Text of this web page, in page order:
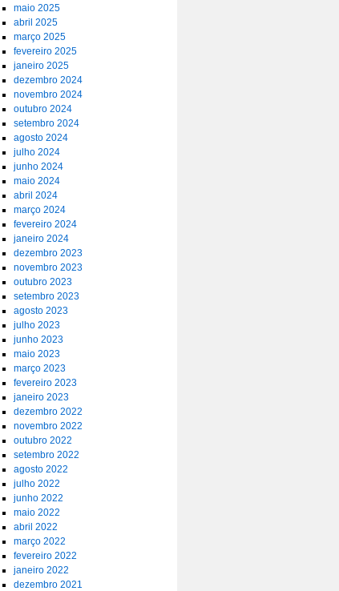
maio 2025
abril 2025
março 2025
fevereiro 2025
janeiro 2025
dezembro 2024
novembro 2024
outubro 2024
setembro 2024
agosto 2024
julho 2024
junho 2024
maio 2024
abril 2024
março 2024
fevereiro 2024
janeiro 2024
dezembro 2023
novembro 2023
outubro 2023
setembro 2023
agosto 2023
julho 2023
junho 2023
maio 2023
março 2023
fevereiro 2023
janeiro 2023
dezembro 2022
novembro 2022
outubro 2022
setembro 2022
agosto 2022
julho 2022
junho 2022
maio 2022
abril 2022
março 2022
fevereiro 2022
janeiro 2022
dezembro 2021